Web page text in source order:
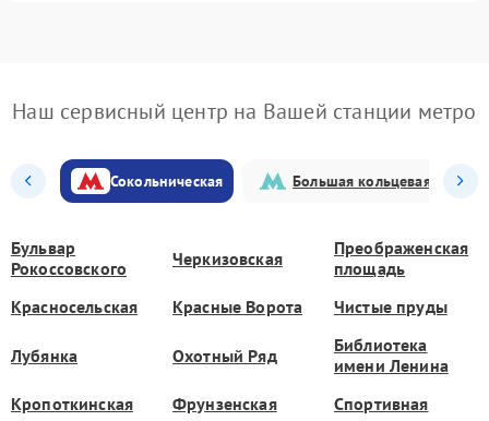
Наш сервисный центр на Вашей станции метро
Сокольническая Большая кольцевая
Бульвар
Рокоссовского
Черкизовская
Преображенская
площадь
Красносельская
Красные Ворота Чистые пруды
Лубянка Охотный Ряд
Библиотека
имени Ленина
Кропоткинская
Фрунзенская Спортивная